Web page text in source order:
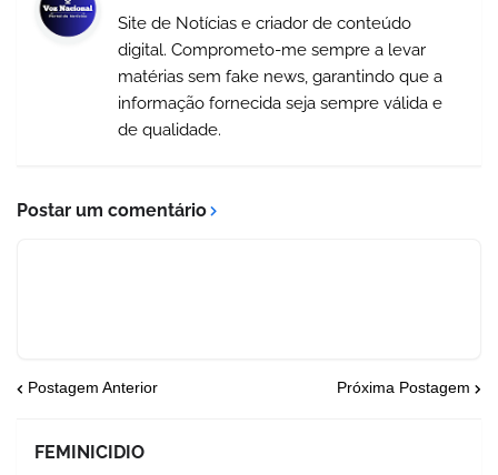
Site de Notícias e criador de conteúdo
digital. Comprometo-me sempre a levar
matérias sem fake news, garantindo que a
informação fornecida seja sempre válida e
de qualidade.
Postar um comentário
Postagem Anterior Próxima Postagem
FEMINICIDIO